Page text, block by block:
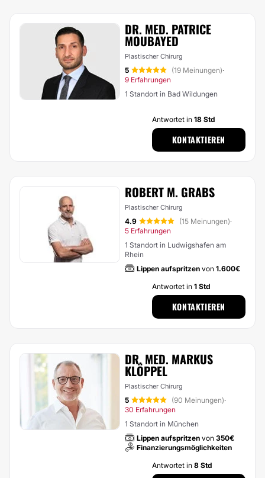
DR. MED. PATRICE
MOUBAYED
Plastischer Chirurg
5 (19 Meinungen)·
9 Erfahrungen
1 Standort in Bad Wildungen
Antwortet in 18 Std
KONTAKTIEREN
ROBERT M. GRABS
Plastischer Chirurg
4.9 (15 Meinungen)·
5 Erfahrungen
1 Standort in Ludwigshafen am
Rhein
Lippen aufspritzen von 1.600€
Antwortet in 1 Std
KONTAKTIEREN
DR. MED. MARKUS
KLÖPPEL
Plastischer Chirurg
5 (90 Meinungen)·
30 Erfahrungen
1 Standort in München
Lippen aufspritzen von 350€
Finanzierungsmöglichkeiten
Antwortet in 8 Std